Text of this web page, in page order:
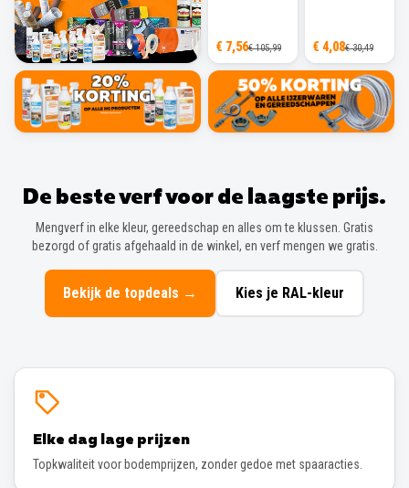
€ 7,56€ 105,99 € 4,08€ 30,49
De beste verf voor de laagste prijs.
Mengverf in elke kleur, gereedschap en alles om te klussen. Gratis
bezorgd of gratis afgehaald in de winkel, en verf mengen we gratis.
Bekijk de topdeals → Kies je RAL-kleur
Elke dag lage prijzen
Topkwaliteit voor bodemprijzen, zonder gedoe met spaaracties.